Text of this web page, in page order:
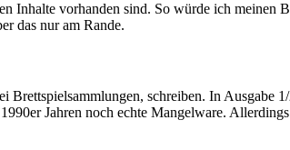
Inhalte vorhanden sind. So würde ich meinen
das nur am Rande.
schreiben. In Ausgabe
Jahren noch echte Mangelware.